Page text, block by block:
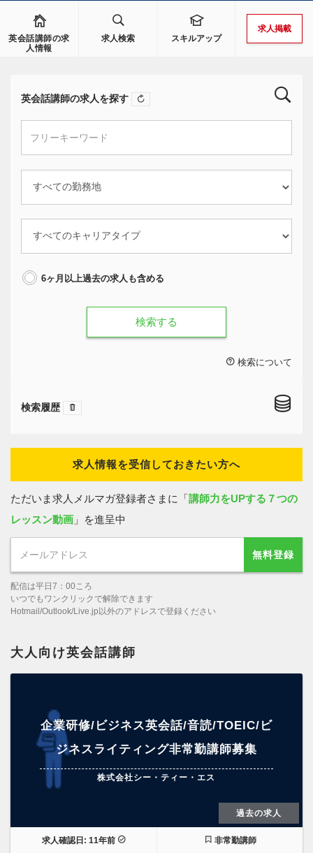
英会話講師の求
人情報
求人検索 スキルアップ
求人掲載
英会話講師の求人を探す
6ヶ月以上過去の求人も含める
検索する
検索について
検索履歴
求人情報を受信しておきたい方へ
ただいま求人メルマガ登録者さまに「 講師力をUPする７つの
レッスン動画 」を進呈中
無料登録
配信は平日7：00ころ
いつでもワンクリックで解除できます
Hotmail/Outlook/Live.jp以外のアドレスで登録ください
大人向け英会話講師
企業研修/ビジネス英会話/音読/TOEIC/ビ
ジネスライティング非常勤講師募集
株式会社シー・ティー・エス
過去の求人
求人確認日: 11年前 非常勤講師